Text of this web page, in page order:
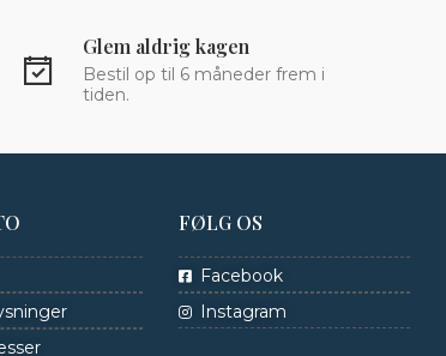
Glem aldrig kagen
Bestil op til 6 måneder frem i
tiden.
FØLG OS
Facebook
Instagram